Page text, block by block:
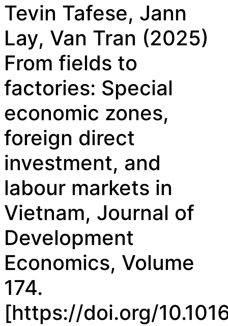
Tevin Tafese, Jann
Lay, Van Tran (2025)
From fields to
factories: Special
economic zones,
foreign direct
investment, and
labour markets in
Vietnam, Journal of
Development
Economics, Volume
174.
[https://doi.org/